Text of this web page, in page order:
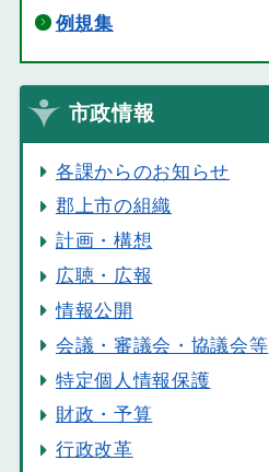
例規集
市政情報
各課からのお知らせ
郡上市の組織
計画・構想
広聴・広報
情報公開
会議・審議会・協議会等
特定個人情報保護
財政・予算
行政改革